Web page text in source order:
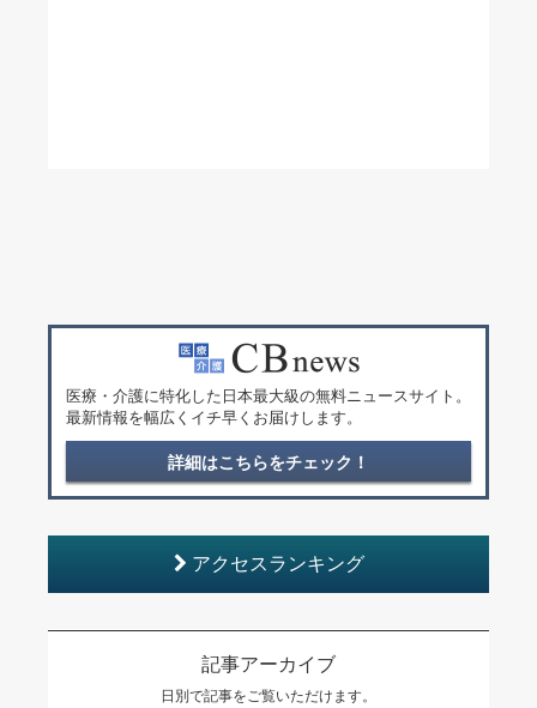
医療・介護に特化した日本最大級の無料ニュースサイト。
最新情報を幅広くイチ早くお届けします。
詳細はこちらをチェック！
アクセスランキング
記事アーカイブ
日別で記事をご覧いただけます。